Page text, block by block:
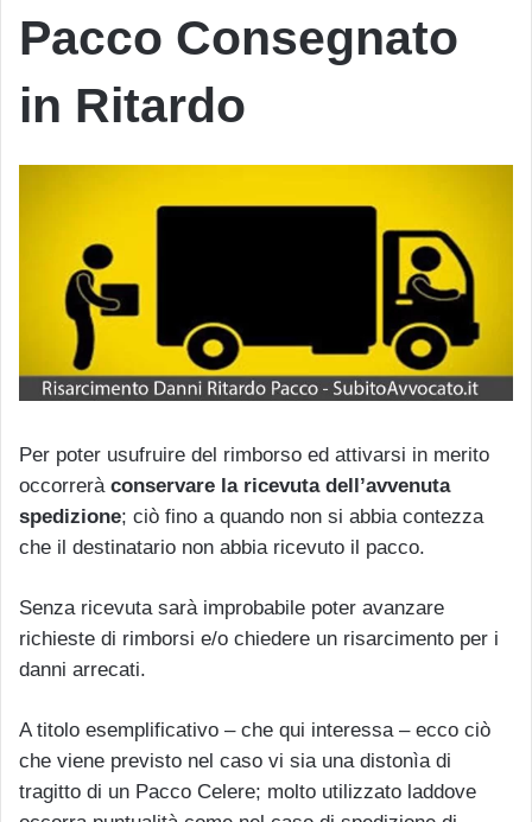
Pacco Consegnato
in Ritardo
Per poter usufruire del rimborso ed attivarsi in merito
occorrerà conservare la ricevuta dell’avvenuta
spedizione; ciò fino a quando non si abbia contezza
che il destinatario non abbia ricevuto il pacco.
Senza ricevuta sarà improbabile poter avanzare
richieste di rimborsi e/o chiedere un risarcimento per i
danni arrecati.
A titolo esemplificativo – che qui interessa – ecco ciò
che viene previsto nel caso vi sia una distonìa di
tragitto di un Pacco Celere; molto utilizzato laddove